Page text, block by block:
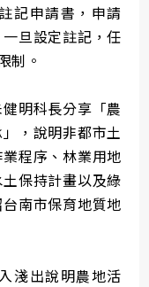
記申請書，申請
旦設定註記，任
制。
明科長分享「農
，說明非都市土
程序、林業用地
保持計畫以及綠
南市保育地質地
淺出說明農地活